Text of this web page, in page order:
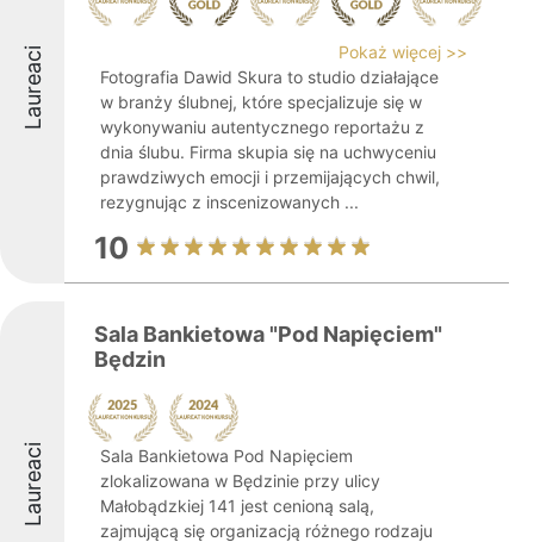
Laureaci
Pokaż więcej >>
Fotografia Dawid Skura to studio działające
w branży ślubnej, które specjalizuje się w
wykonywaniu autentycznego reportażu z
dnia ślubu. Firma skupia się na uchwyceniu
prawdziwych emocji i przemijających chwil,
rezygnując z inscenizowanych ...
10
Laureaci
Sala Bankietowa "Pod Napięciem"
Będzin
Sala Bankietowa Pod Napięciem
zlokalizowana w Będzinie przy ulicy
Małobądzkiej 141 jest cenioną salą,
zajmującą się organizacją różnego rodzaju